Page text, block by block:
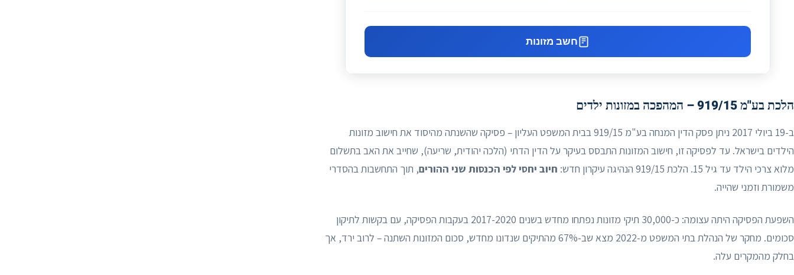
חשב מזונות
הלכת בע"מ 919/15 – המהפכה במזונות ילדים
ב-19 ביולי 2017 ניתן פסק הדין המנחה בע"מ 919/15 בבית המשפט העליון – פסיקה שהשנתה מהיסוד את חישוב מזונות
הילדים בישראל. עד לפסיקה זו, חישוב המזונות התבסס בעיקר על הדין הדתי (הלכה יהודית, שריעה), שחייב את האב בתשלום
מלוא צרכי הילד עד גיל 15. הלכת 919/15 הנהיגה עיקרון חדש:
חיוב יחסי לפי הכנסות שני ההורים, תוך התחשבות בהסדרי
משמורת וזמני שהייה.
השפעת הפסיקה היתה עצומה: כ-30,000 תיקי מזונות נפתחו מחדש בשנים 2017-2020 בעקבות הפסיקה, עם בקשות לתיקון
סכומים. מחקר של הנהלת בתי המשפט מ-2022 מצא שב-67% מהתיקים שנדונו מחדש, סכום המזונות השתנה – לרוב ירד, אך
בחלק מהמקרים עלה.